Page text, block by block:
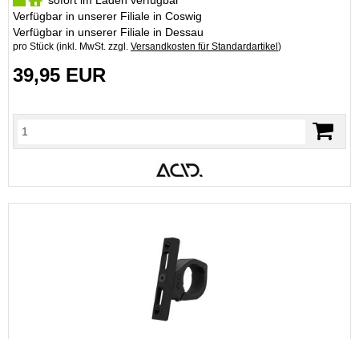
Verfügbar in unserer Filiale in Coswig
Verfügbar in unserer Filiale in Dessau
pro Stück (inkl. MwSt. zzgl. Versandkosten für Standardartikel)
39,95 EUR